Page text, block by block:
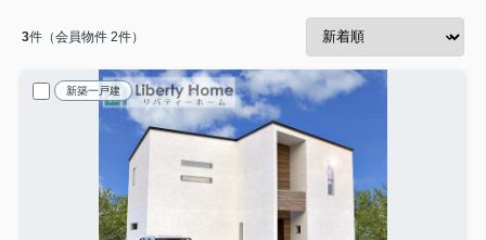
3件（会員物件 2件）
新築一戸建